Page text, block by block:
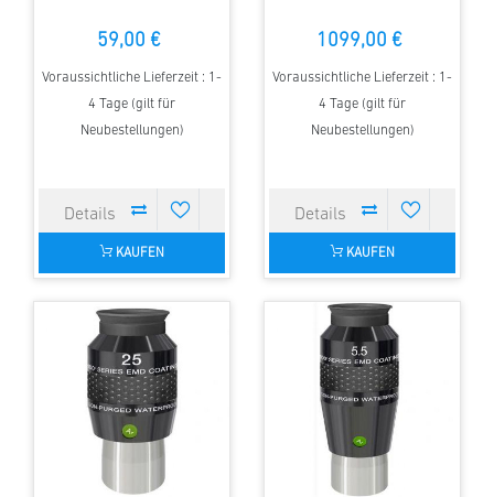
59,00 €
Voraussichtliche Lieferzeit : 1-
4 Tage (gilt für
Neubestellungen)
KAUFEN
1099,00 €
Voraussichtliche Lieferzeit : 1-
4 Tage (gilt für
Neubestellungen)
KAUFEN